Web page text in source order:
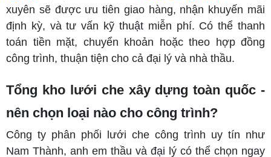
xuyên sẽ được ưu tiên giao hàng, nhận khuyến mãi
định kỳ, và tư vấn kỹ thuật miễn phí. Có thể thanh
toán tiền mặt, chuyển khoản hoặc theo hợp đồng
công trình, thuận tiện cho cả đại lý và nhà thầu.
Tổng kho lưới che xây dựng toàn quốc -
nên chọn loại nào cho công trình?
Công ty phân phối lưới che công trình uy tín như
Nam Thành, anh em thầu và đại lý có thể chọn ngay